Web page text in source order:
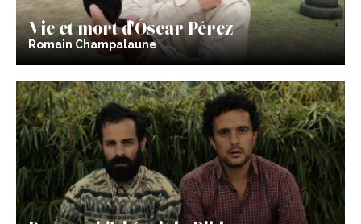
Vie et mort d’Óscar Pérez
Romain Champalaune